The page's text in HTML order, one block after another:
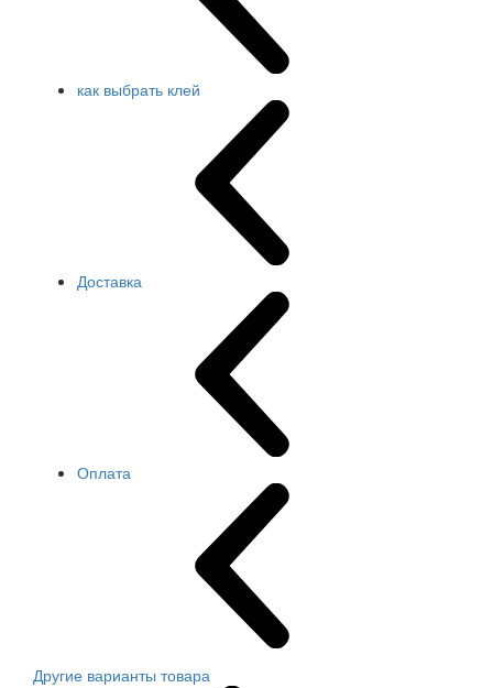
как выбрать клей
Доставка
Оплата
Другие варианты товара